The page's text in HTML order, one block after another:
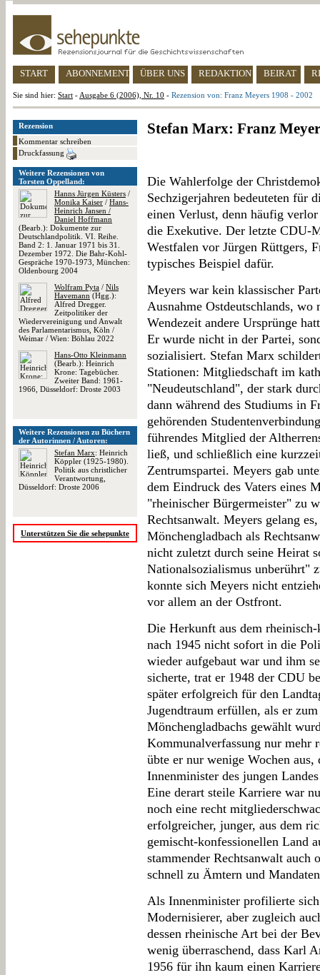
START ABONNEMENT ÜBER UNS REDAKTION BEIRAT
Sie sind hier: Start - Ausgabe 6 (2006), Nr. 10 - Rezension von: Franz Meyers 1908 - 2002
Rezension
Kommentar schreiben
Druckfassung
Weitere Rezensionen von
Torsten Oppelland:
Hanns Jürgen Küsters /
Monika Kaiser / Hans-
Heinrich Jansen /
Daniel Hoffmann
(Bearb.): Dokumente zur
Deutschlandpolitik. VI. Reihe.
Band 2: 1. Januar 1971 bis 31.
Dezember 1972. Die Bahr-Kohl-
Gespräche 1970-1973, München:
Oldenbourg 2004
Wolfram Pyta / Nils
Havemann (Hgg.):
Alfred Dregger.
Zeitpolitiker der
Wiedervereinigung und Anwalt
des Parlamentarismus, Köln /
Weimar / Wien: Böhlau 2022
Hans-Otto Kleinmann
(Bearb.): Heinrich
Krone: Tagebücher.
Zweiter Band: 1961-
1966, Düsseldorf: Droste 2003
Weitere Rezensionen zu Büchern
der Autorinnen / Autoren:
Stefan Marx: Heinrich
Köppler (1925-1980).
Politik aus christlicher
Verantwortung,
Düsseldorf: Droste 2006
Unterstützen Sie die sehepunkte
Stefan Marx: Franz
Die Wahlerfolge der
Sechzigerjahren bedeuteten für
einen Verlust, denn häufig
die Exekutive. Der letzte CDU-
Westfalen vor Jürgen Rüttgers,
typisches Beispiel dafür.
Meyers war kein klassischer
Ausnahme Ostdeutschlands,
Wendezeit andere Ursprünge
Er wurde nicht in der Partei,
sozialisiert. Stefan Marx
Stationen: Mitgliedschaft im
"Neudeutschland", der stark
dann während des Studiums in
gehörenden
führendes Mitglied der
ließ, und schließlich eine
Zentrumspartei. Meyers gab
dem Eindruck des Vaters eines
"rheinischer Bürgermeister" zu
Rechtsanwalt. Meyers gelang
Mönchengladbach als
nicht zuletzt durch seine Heirat
Nationalsozialismus unberührt"
konnte sich Meyers nicht
vor allem an der Ostfront.
Die Herkunft aus dem
nach 1945 nicht sofort in die
wieder aufgebaut war und ihm
sicherte, trat er 1948 der CDU
später erfolgreich für den
Jugendtraum erfüllen, als er
Mönchengladbachs gewählt
Kommunalverfassung nur mehr
übte er nur wenige Wochen
Innenminister des jungen
Eine derart steile Karriere war
noch eine recht
erfolgreicher, junger, aus dem
gemischt-konfessionellen Land
stammender Rechtsanwalt auch
schnell zu Ämtern und
Als Innenminister profilierte
Modernisierer, aber zugleich
dessen rheinische Art bei der
wenig überraschend, dass Karl
1956 für ihn kaum einen